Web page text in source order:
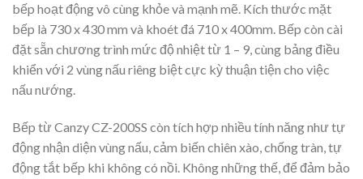
bếp hoạt động vô cùng khỏe và mạnh mẽ. Kích thước mặt
bếp là 730 x 430 mm và khoét đá 710 x 400mm. Bếp còn cài
đặt sẵn chương trình mức độ nhiệt từ 1 – 9, cùng bảng điều
khiển với 2 vùng nấu riêng biệt cực kỳ thuận tiện cho việc
nấu nướng.
Bếp từ Canzy CZ-200SS còn tích hợp nhiều tính năng như tự
động nhận diện vùng nấu, cảm biến chiên xào, chống tràn, tự
động tắt bếp khi không có nồi. Không những thế, để đảm bảo